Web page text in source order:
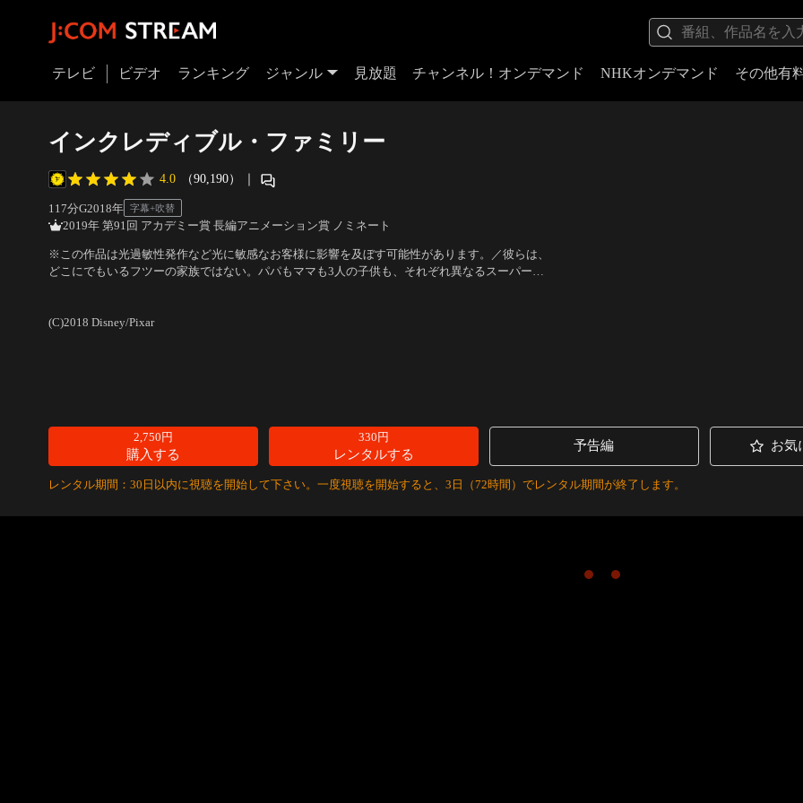
テレビ ビデオ ランキング ジャンル 見放題 チャンネル！オンデマンド NHKオンデマンド その他有
インクレディブル・ファミリー
4.0 （90,190） ｜
117分G2018年 字幕+吹替
2019年 第91回 アカデミー賞 長編アニメーション賞 ノミネート
※この作品は光過敏性発作など光に敏感なお客様に影響を及ぼす可能性があります。／彼らは、
どこにでもいるフツーの家族ではない。パパもママも3人の子供も、それぞれ異なるスーパーパ
(C)2018 Disney/Pixar
2,750円
購入する
330円
レンタルする
予告編 お気
レンタル期間：30日以内に視聴を開始して下さい。一度視聴を開始すると、3日（72時間）でレンタル期間が終了します。